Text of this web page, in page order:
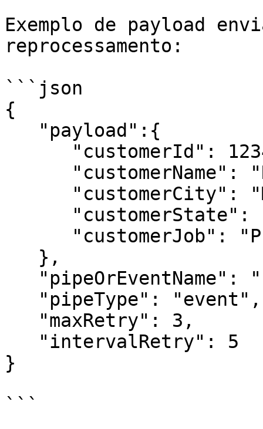
Exemplo de payload
reprocessamento:
```json
{
}
```